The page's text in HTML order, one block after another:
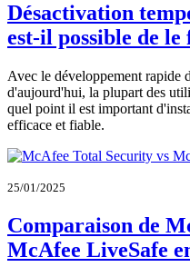
Désactivation
est-il possible de
Avec le développement rapide
d'aujourd'hui, la plupart des
quel point il est important
efficace et fiable.
25/01/2025
Comparaison de
McAfee LiveSafe